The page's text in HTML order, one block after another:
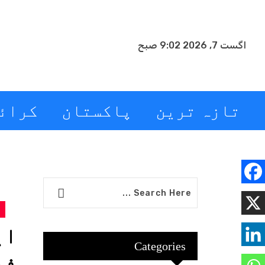
اگست 7, 2026 9:02 صبح
تازہ ترین پاکستان
Categories